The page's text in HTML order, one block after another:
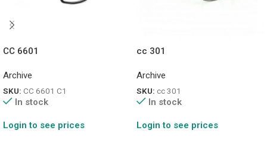
CC 6601
Archive
SKU: CC 6601 C1
In stock
Login to see prices
cc 301
Archive
SKU: cc 301
In stock
Login to see prices